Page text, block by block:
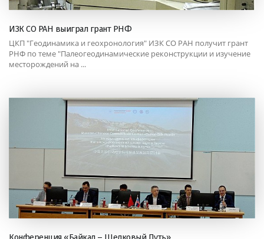
ИЗК СО РАН выиграл грант РНФ
ЦКП "Геодинамика и геохронология" ИЗК СО РАН получит грант
РНФ по теме "Палеогеодинамические реконструкции и изучение
месторождений на ...